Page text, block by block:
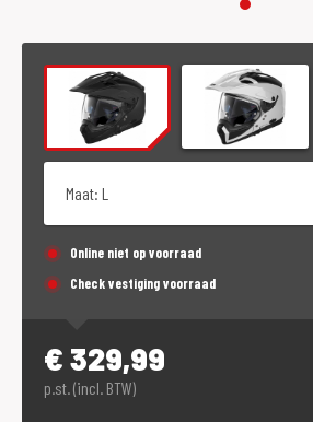
Online niet op voorraad
Check vestiging voorraad
€ 329,99
p.st. (incl. BTW)